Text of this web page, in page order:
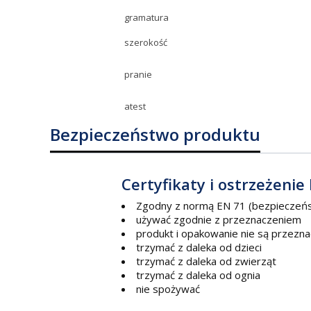
gramatura
szerokość
pranie
atest
Bezpieczeństwo produktu
Certyfikaty i ostrzeżenie
Zgodny z normą EN 71
używać zgodnie z przeznaczeniem
produkt i opakowanie nie są
trzymać z daleka od dzieci
trzymać z daleka od zwierząt
trzymać z daleka od ognia
nie spożywać